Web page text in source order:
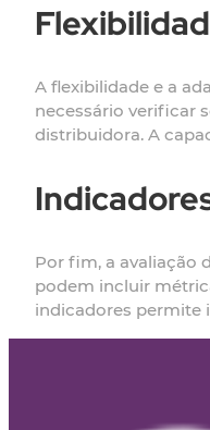
A flexibilidade e a
necessário verificar
distribuidora. A
Por fim, a avaliação
podem incluir
indicadores permite